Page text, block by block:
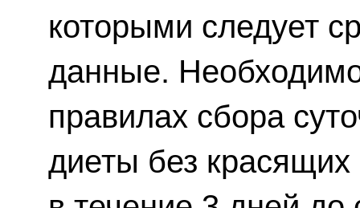
которыми следует
данные.
правилах сбора
диеты без